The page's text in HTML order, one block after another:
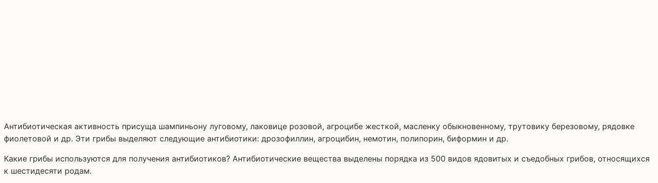
Антибиотическая активность присуща шампиньону луговому, лаковице розовой, агроцибе жесткой, масленку обыкновенному, трутовику березовому, рядовке
фиолетовой и др. Эти грибы выделяют следующие антибиотики: дрозофиллин, агроцибин, немотин, полипорин, биформин и др.
Какие грибы используются для получения антибиотиков? Антибиотические вещества выделены порядка из 500 видов ядовитых и съедобных грибов, относящихся
к шестидесяти родам.